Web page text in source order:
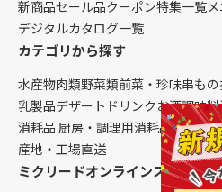
新商品セール品クーポン特集一覧
デジタルカタログ一覧
カテゴリから探す
水産物肉類野菜類前菜・珍味串もの
乳製品デザート ドリンク お酒調味料
消耗品 厨房・調理用消耗品 クレン
産地・工場直送
ミクリードオンラインストアに